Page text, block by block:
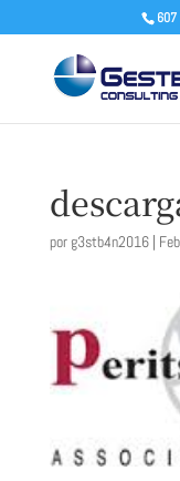
por g3stb4n2016|